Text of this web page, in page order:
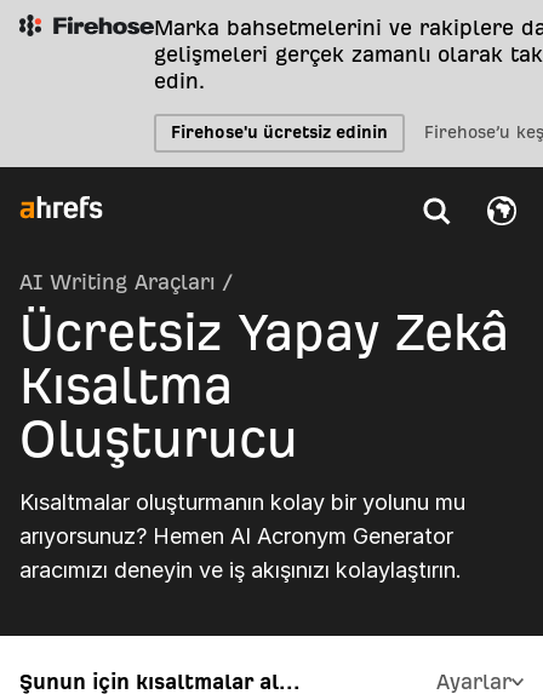
Marka bahsetmelerini ve rakiplere
gelişmeleri gerçek zamanlı olarak
edin.
Firehose'u ücretsiz edinin Firehose’u
AI Writing Araçları /
Ücretsiz Yapay Zekâ
Kısaltma
Oluşturucu
Kısaltmalar oluşturmanın kolay bir yolunu mu
arıyorsunuz? Hemen AI Acronym Generator
aracımızı deneyin ve iş akışınızı kolaylaştırın.
Şunun için kısaltmalar al... Ayarlar